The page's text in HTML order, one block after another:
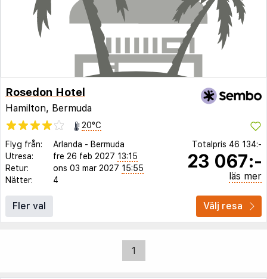
Rosedon Hotel
Hamilton, Bermuda
20°C
Flyg från:
Arlanda - Bermuda
Utresa:
fre 26 feb 2027 13:15
Retur:
ons 03 mar 2027 15:55
Nätter:
4
Totalpris 46 134:-
23 067:-
läs mer
Fler val Välj resa
1